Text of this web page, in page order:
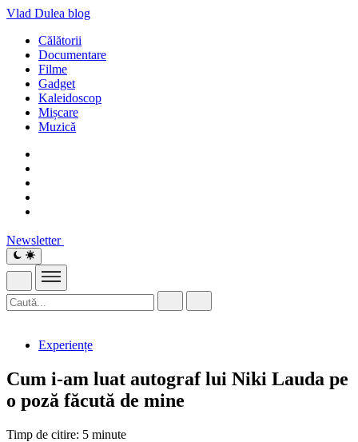
Vlad Dulea blog
Călătorii
Documentare
Filme
Gadget
Kaleidoscop
Mișcare
Muzică
Newsletter
Experiențe
Cum i-am luat autograf lui Niki Lauda pe
o poză făcută de mine
Timp de citire: 5 minute